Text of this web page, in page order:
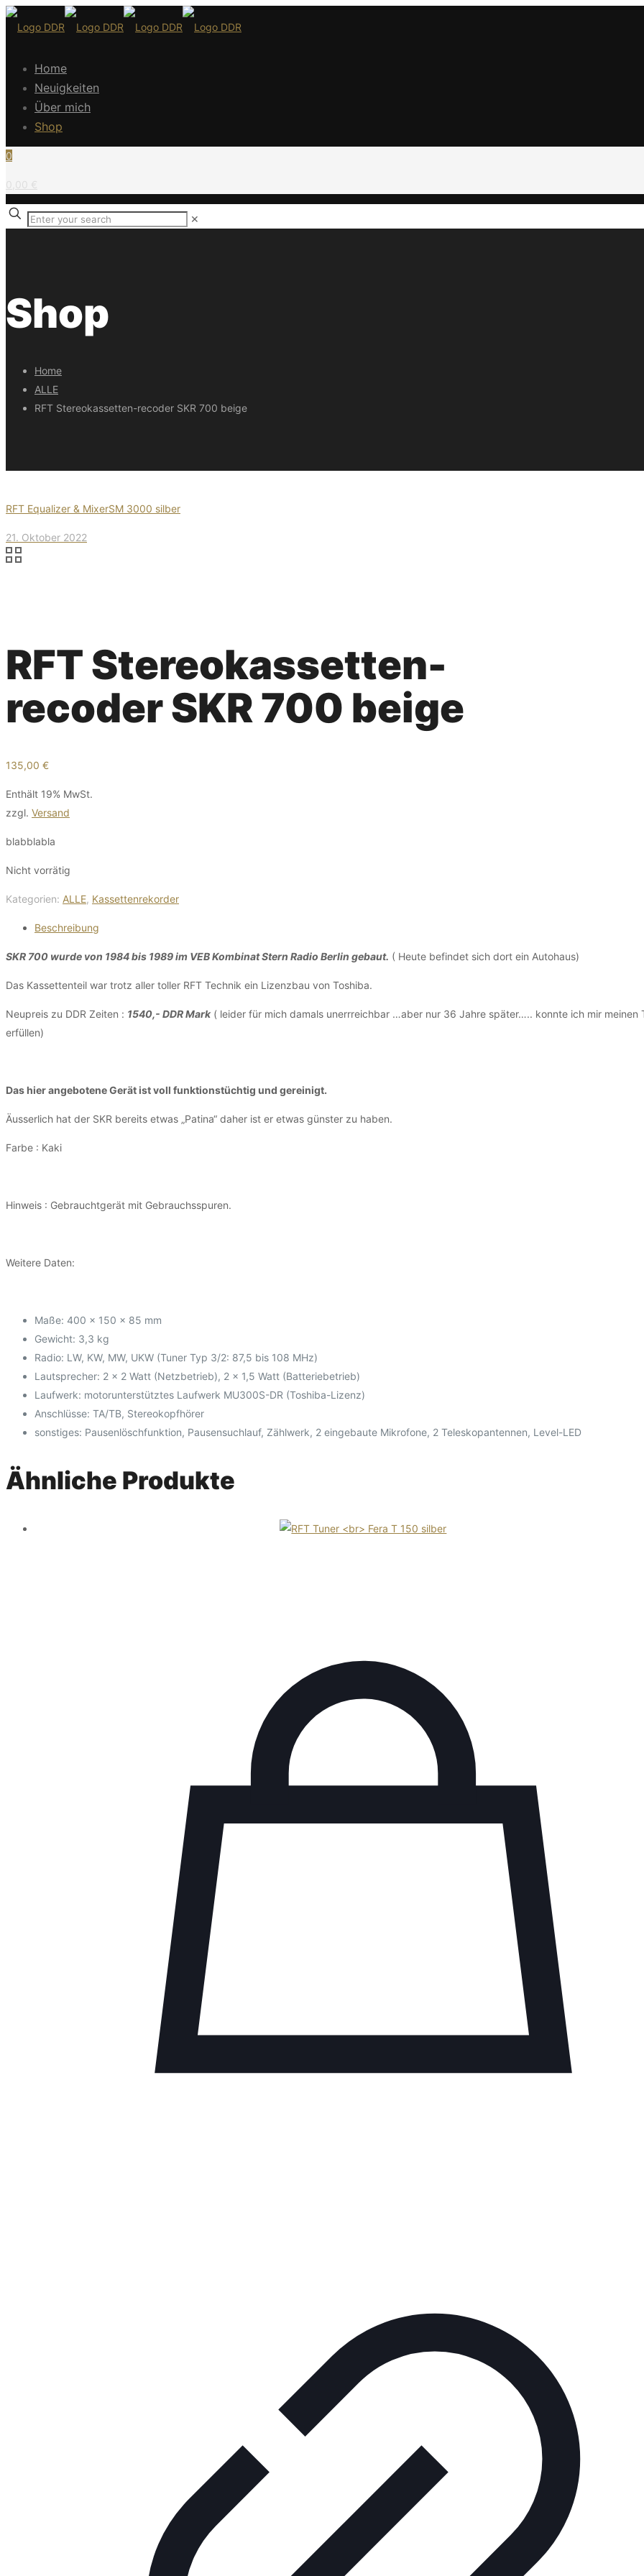
Home
Neuigkeiten
Über mich
Shop
0
0,00 €
✕
Shop
Home
ALLE
RFT Stereokassetten-recoder SKR 700 beige
RFT Equalizer & MixerSM 3000 silber
21. Oktober 2022
RFT Stereokassetten-
recoder SKR 700 beige
135,00 €
Enthält 19% MwSt.
zzgl. Versand
blabblabla
Nicht vorrätig
Kategorien: ALLE, Kassettenrekorder
Beschreibung
SKR 700 wurde von 1984 bis 1989 im VEB Kombinat Stern Radio Berlin gebaut. ( Heute befindet sich dort ein Autohaus)
Das Kassettenteil war trotz aller toller RFT Technik ein Lizenzbau von Toshiba.
Neupreis zu DDR Zeiten : 1540,- DDR Mark( leider für mich damals unerrreichbar …aber nur 36 Jahre später….. konnte ich mir meinen
erfüllen)
Das hier angebotene Gerät ist voll funktionstüchtig und gereinigt.
Äusserlich hat der SKR bereits etwas „Patina“ daher ist er etwas günster zu haben.
Farbe : Kaki
Hinweis : Gebrauchtgerät mit Gebrauchsspuren.
Weitere Daten:
Maße: 400 × 150 × 85 mm
Gewicht: 3,3 kg
Radio: LW, KW, MW, UKW (Tuner Typ 3/2: 87,5 bis 108 MHz)
Lautsprecher: 2 × 2 Watt (Netzbetrieb), 2 × 1,5 Watt (Batteriebetrieb)
Laufwerk: motorunterstütztes Laufwerk MU300S-DR (Toshiba-Lizenz)
Anschlüsse: TA/TB, Stereokopfhörer
sonstiges: Pausenlöschfunktion, Pausensuchlauf, Zählwerk, 2 eingebaute Mikrofone, 2 Teleskopantennen, Level-LED
Ähnliche Produkte